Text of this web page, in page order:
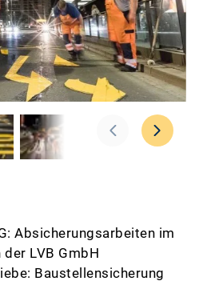
Absicherungsarbeiten im
LVB GmbH
Baustellensicherung